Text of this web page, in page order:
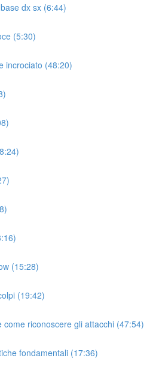
dx sx (6:44)
(5:30)
incrociato (48:20)
(15:28)
(19:42)
come riconoscere gli attacchi (47:54)
fondamentali (17:36)